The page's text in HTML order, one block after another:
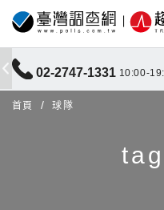
02-2747-1331 10:00-
首頁 球隊